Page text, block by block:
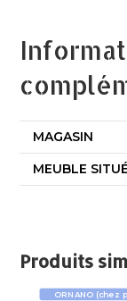
MAGASIN
MEUBLE
Produits
ORNANO (chez